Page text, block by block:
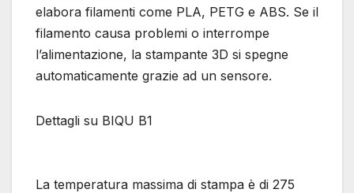
elabora filamenti come PLA, PETG e ABS. Se il
filamento causa problemi o interrompe
l’alimentazione, la stampante 3D si spegne
automaticamente grazie ad un sensore.
Dettagli su BIQU B1
La temperatura massima di stampa è di 275